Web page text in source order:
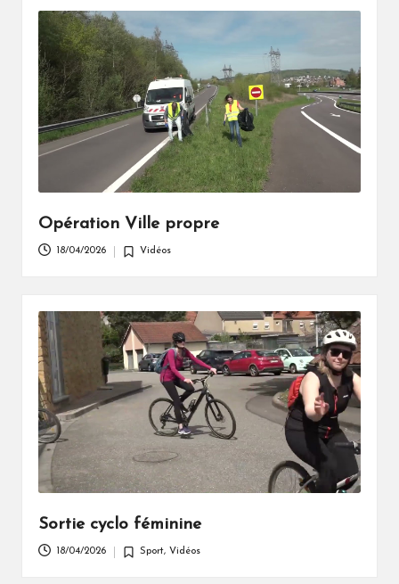
Opération Ville propre
18/04/2026
Posted
Vidéos
Sortie cyclo féminine
18/04/2026
Posted
Sport, Vidéos